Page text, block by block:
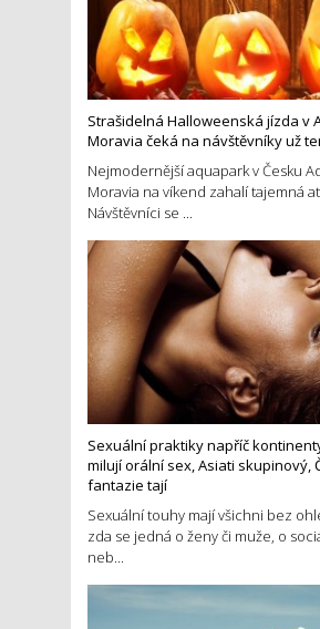
Strašidelná Halloweenská jízda v
Moravia čeká na návštěvníky už
Nejmodernější aquapark v Česku
Moravia na víkend zahalí tajemná
Návštěvníci se ...
Sexuální praktiky napříč
milují orální sex, Asiati skupinový,
fantazie tají
Sexuální touhy mají všichni bez
zda se jedná o ženy či muže, o
neb...